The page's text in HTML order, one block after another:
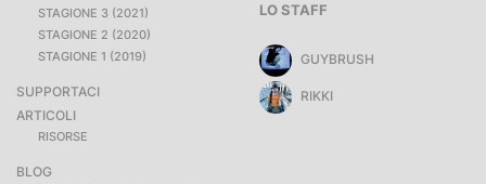
STAGIONE 3 (2021)
STAGIONE 2 (2020)
STAGIONE 1 (2019)
SUPPORTACI
ARTICOLI
RISORSE
BLOG
LO STAFF
GUYBRUSH
RIKKI